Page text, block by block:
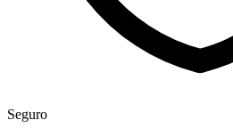
Seguro